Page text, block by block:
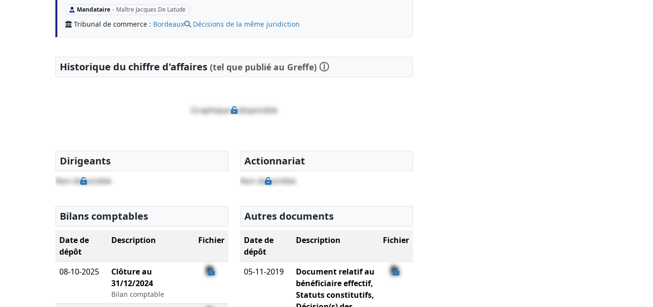
Mandataire - Maître Jacques De Latude
Tribunal de commerce : Bordeaux Décisions de la même juridiction
Historique du chiffre d'affaires (tel que publié au Greffe) ⓘ
Graphique indisponible
Dirigeants
Non disponible
Actionnariat
Non disponible
Bilans comptables
Date de
dépôt
Description Fichier
08-10-2025
Clôture au
31/12/2024
Bilan comptable
Autres documents
Date de
dépôt
Description Fichier
05-11-2019
Document relatif au
bénéficiaire effectif,
Statuts constitutifs,